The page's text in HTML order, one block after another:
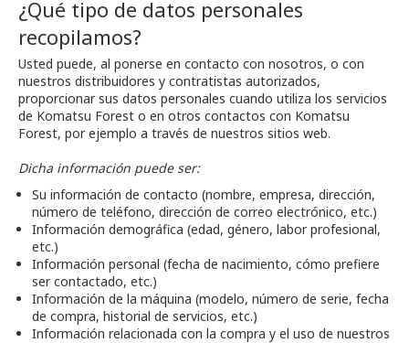
¿Qué tipo de datos personales
recopilamos?
Usted puede, al ponerse en contacto con nosotros, o con
nuestros distribuidores y contratistas autorizados,
proporcionar sus datos personales cuando utiliza los servicios
de Komatsu Forest o en otros contactos con Komatsu
Forest, por ejemplo a través de nuestros sitios web.
Dicha información puede ser:
Su información de contacto (nombre, empresa, dirección,
número de teléfono, dirección de correo electrónico, etc.)
Información demográfica (edad, género, labor profesional,
etc.)
Información personal (fecha de nacimiento, cómo prefiere
ser contactado, etc.)
Información de la máquina (modelo, número de serie, fecha
de compra, historial de servicios, etc.)
Información relacionada con la compra y el uso de nuestros